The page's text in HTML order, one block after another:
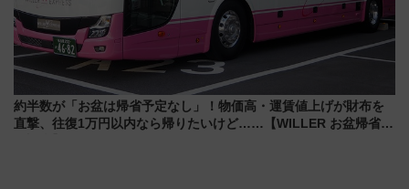
約半数が「お盆は帰省予定なし」！物価高・運賃値上げが財布を
直撃、往復1万円以内なら帰りたいけど……【WILLER お盆帰省動